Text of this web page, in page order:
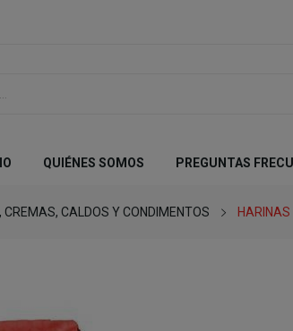
QUIÉNES SOMOS PREGUNTAS
CALDOS Y CONDIMENTOS